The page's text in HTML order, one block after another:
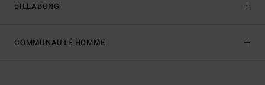
BILLABONG
COMMUNAUTÉ HOMME